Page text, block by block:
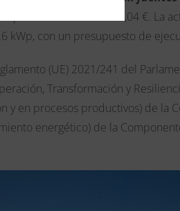
por un valor de 38.210,04 €. La
kWp, con un presupuesto de
(UE) 2021/241 del
Transformación y
y en procesos productivos) de la
energético) de la